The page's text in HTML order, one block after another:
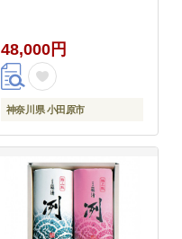
こね揚げ 彩しんじょ 笹
しんじょ わさび漬け 伝
統と実績の味 神奈川県
小田原市 】
48,000円
神奈川県 小田原市